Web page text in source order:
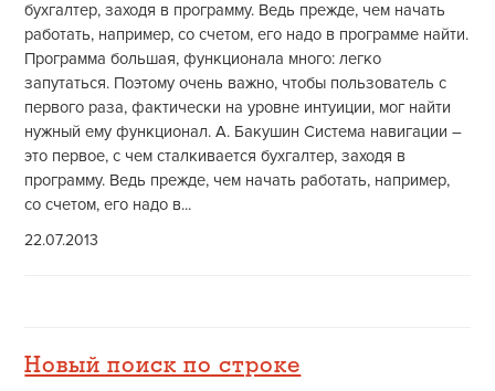
бухгалтер, заходя в программу. Ведь прежде, чем начать
работать, например, со счетом, его надо в программе найти.
Программа большая, функционала много: легко
запутаться. Поэтому очень важно, чтобы пользователь с
первого раза, фактически на уровне интуиции, мог найти
нужный ему функционал. А. Бакушин Система навигации –
это первое, с чем сталкивается бухгалтер, заходя в
программу. Ведь прежде, чем начать работать, например,
со счетом, его надо в...
22.07.2013
Новый поиск по строке